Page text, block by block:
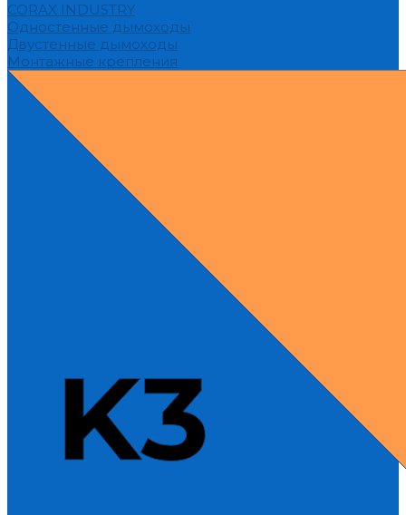
CORAX INDUSTRY
Одностенные дымоходы
Двустенные дымоходы
Монтажные крепления